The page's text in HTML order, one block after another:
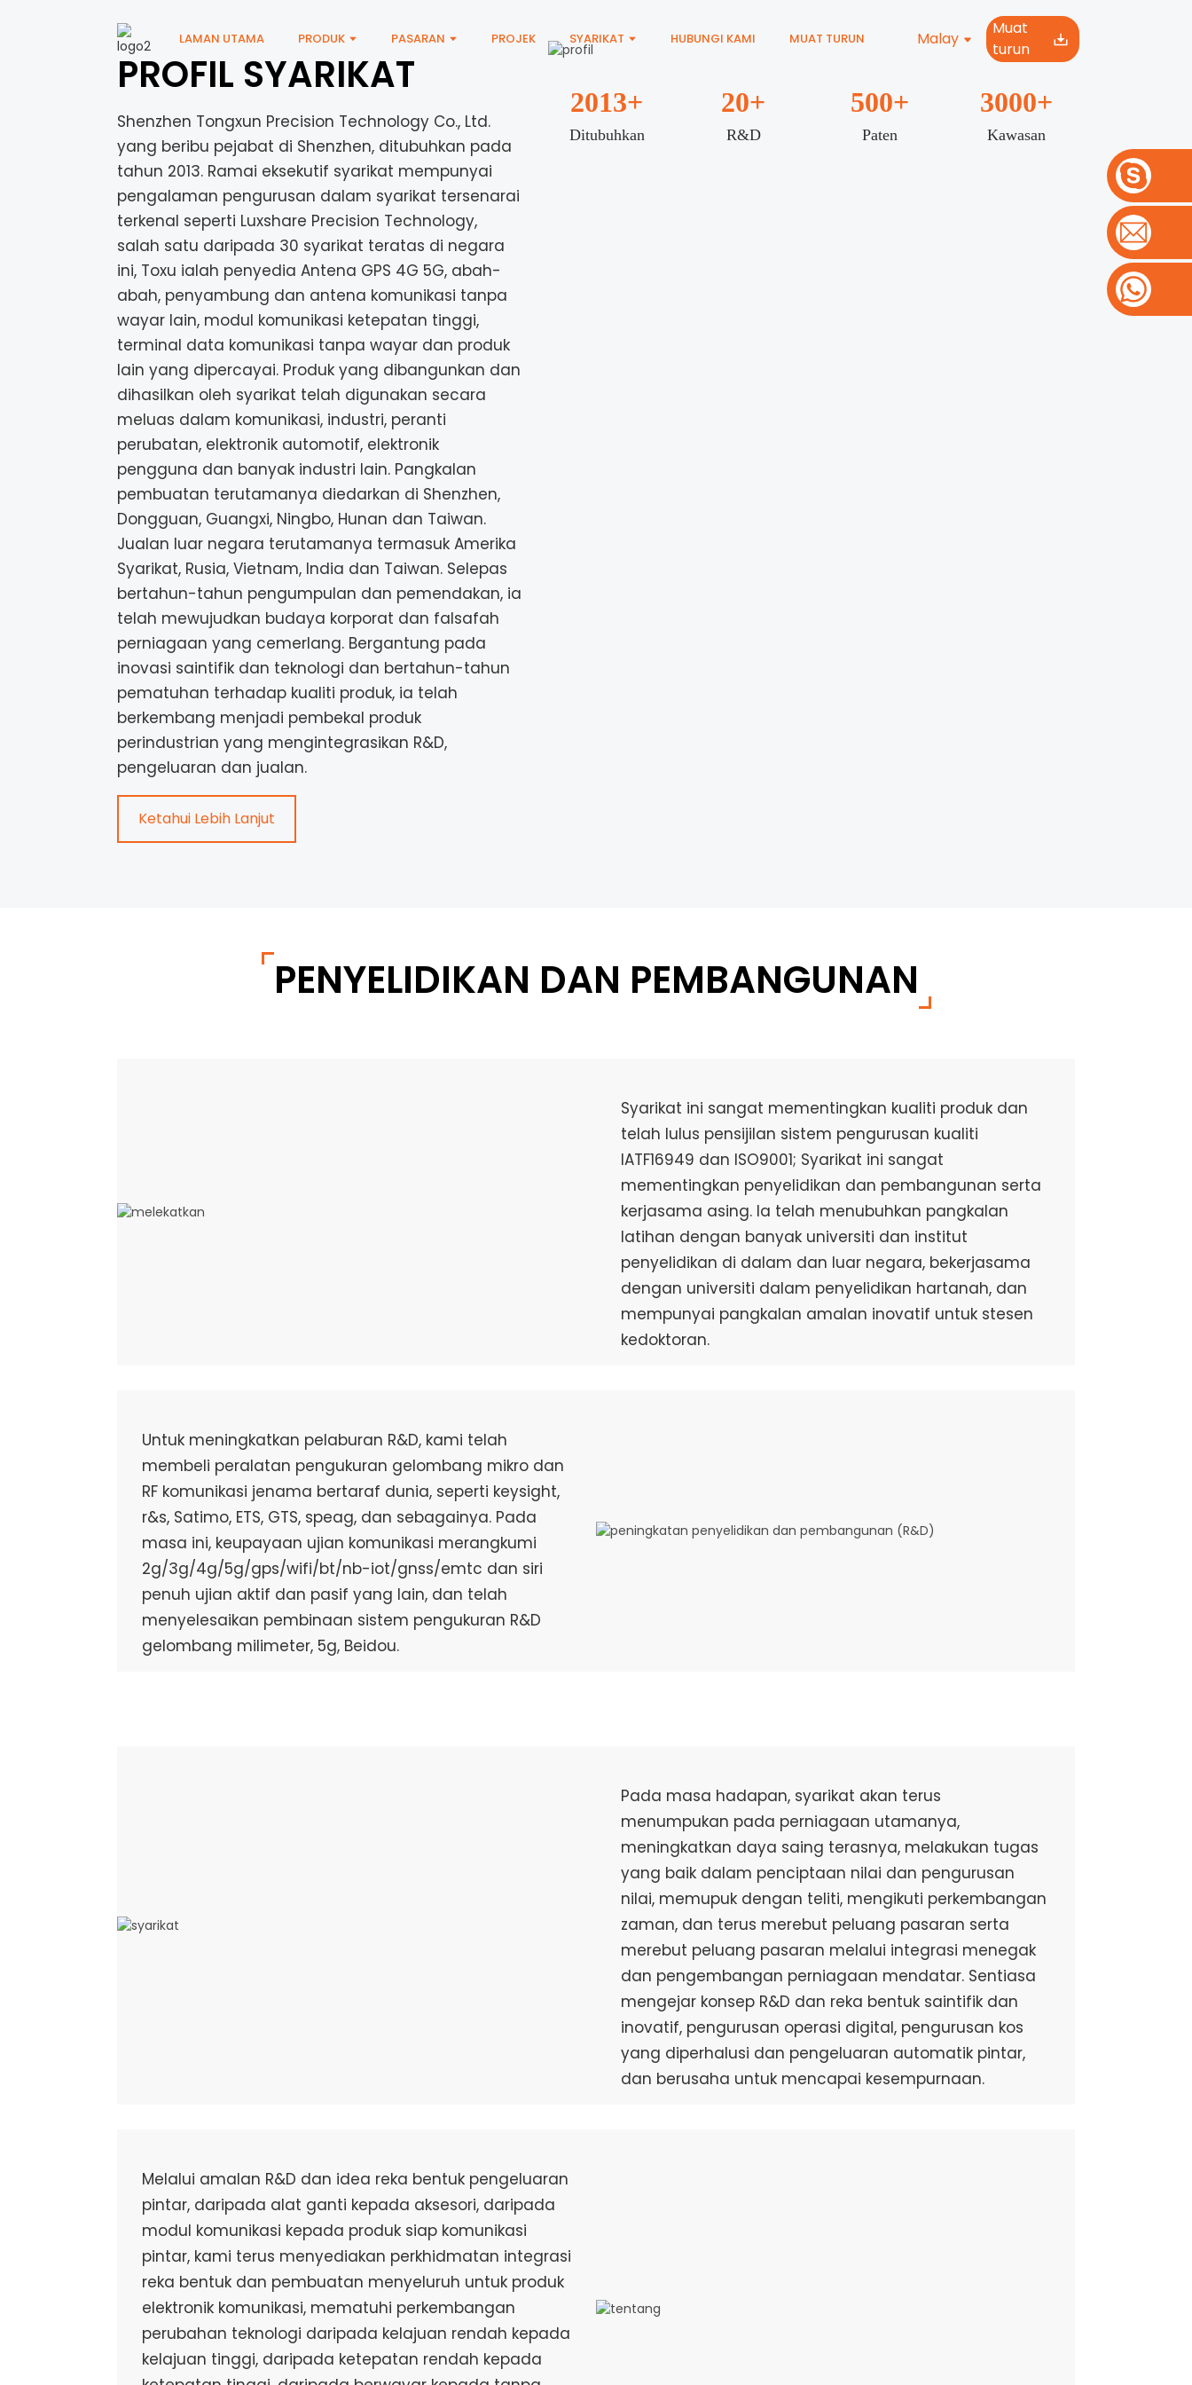
LAMAN UTAMA PRODUK PASARAN PROJEK SYARIKAT HUBUNGI KAMI MUAT TURUN Malay
Muat
turun
2013+
Ditubuhkan
20+
R&D
500+
Paten
3000+
Kawasan
PROFIL SYARIKAT
Shenzhen Tongxun Precision Technology Co., Ltd.
yang beribu pejabat di Shenzhen, ditubuhkan pada
tahun 2013. Ramai eksekutif syarikat mempunyai
pengalaman pengurusan dalam syarikat tersenarai
terkenal seperti Luxshare Precision Technology,
salah satu daripada 30 syarikat teratas di negara
ini, Toxu ialah penyedia Antena GPS 4G 5G, abah-
abah, penyambung dan antena komunikasi tanpa
wayar lain, modul komunikasi ketepatan tinggi,
terminal data komunikasi tanpa wayar dan produk
lain yang dipercayai. Produk yang dibangunkan dan
dihasilkan oleh syarikat telah digunakan secara
meluas dalam komunikasi, industri, peranti
perubatan, elektronik automotif, elektronik
pengguna dan banyak industri lain. Pangkalan
pembuatan terutamanya diedarkan di Shenzhen,
Dongguan, Guangxi, Ningbo, Hunan dan Taiwan.
Jualan luar negara terutamanya termasuk Amerika
Syarikat, Rusia, Vietnam, India dan Taiwan. Selepas
bertahun-tahun pengumpulan dan pemendakan, ia
telah mewujudkan budaya korporat dan falsafah
perniagaan yang cemerlang. Bergantung pada
inovasi saintifik dan teknologi dan bertahun-tahun
pematuhan terhadap kualiti produk, ia telah
berkembang menjadi pembekal produk
perindustrian yang mengintegrasikan R&D,
pengeluaran dan jualan.
Ketahui Lebih Lanjut
PENYELIDIKAN DAN PEMBANGUNAN
Syarikat ini sangat mementingkan kualiti produk dan
telah lulus pensijilan sistem pengurusan kualiti
IATF16949 dan ISO9001; Syarikat ini sangat
mementingkan penyelidikan dan pembangunan serta
kerjasama asing. Ia telah menubuhkan pangkalan
latihan dengan banyak universiti dan institut
penyelidikan di dalam dan luar negara, bekerjasama
dengan universiti dalam penyelidikan hartanah, dan
mempunyai pangkalan amalan inovatif untuk stesen
kedoktoran.
Untuk meningkatkan pelaburan R&D, kami telah
membeli peralatan pengukuran gelombang mikro dan
RF komunikasi jenama bertaraf dunia, seperti keysight,
r&s, Satimo, ETS, GTS, speag, dan sebagainya. Pada
masa ini, keupayaan ujian komunikasi merangkumi
2g/3g/4g/5g/gps/wifi/bt/nb-iot/gnss/emtc dan siri
penuh ujian aktif dan pasif yang lain, dan telah
menyelesaikan pembinaan sistem pengukuran R&D
gelombang milimeter, 5g, Beidou.
Pada masa hadapan, syarikat akan terus
menumpukan pada perniagaan utamanya,
meningkatkan daya saing terasnya, melakukan tugas
yang baik dalam penciptaan nilai dan pengurusan
nilai, memupuk dengan teliti, mengikuti perkembangan
zaman, dan terus merebut peluang pasaran serta
merebut peluang pasaran melalui integrasi menegak
dan pengembangan perniagaan mendatar. Sentiasa
mengejar konsep R&D dan reka bentuk saintifik dan
inovatif, pengurusan operasi digital, pengurusan kos
yang diperhalusi dan pengeluaran automatik pintar,
dan berusaha untuk mencapai kesempurnaan.
Melalui amalan R&D dan idea reka bentuk pengeluaran
pintar, daripada alat ganti kepada aksesori, daripada
modul komunikasi kepada produk siap komunikasi
pintar, kami terus menyediakan perkhidmatan integrasi
reka bentuk dan pembuatan menyeluruh untuk produk
elektronik komunikasi, mematuhi perkembangan
perubahan teknologi daripada kelajuan rendah kepada
kelajuan tinggi, daripada ketepatan rendah kepada